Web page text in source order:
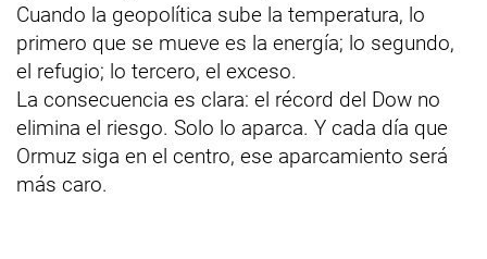
Cuando la geopolítica sube la temperatura, lo
primero que se mueve es la energía; lo segundo,
el refugio; lo tercero, el exceso.
La consecuencia es clara: el récord del Dow no
elimina el riesgo. Solo lo aparca. Y cada día que
Ormuz siga en el centro, ese aparcamiento será
más caro.